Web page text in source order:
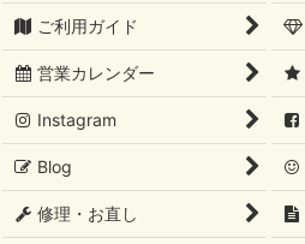
ご利用ガイド
営業カレンダー
Instagram
Blog
修理・お直し